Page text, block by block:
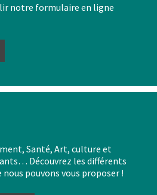
notre formulaire en ligne
Santé, Art, culture et
Découvrez les différents
nous pouvons vous proposer !